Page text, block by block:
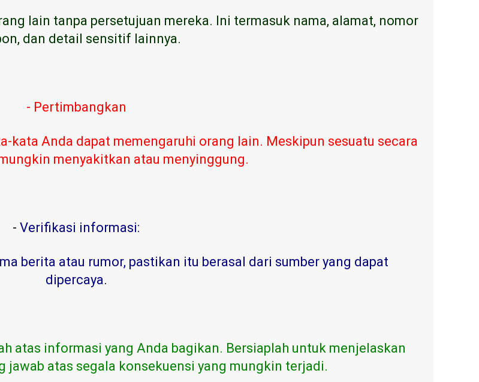
lain tanpa persetujuan mereka. Ini termasuk nama, alamat, nomor
dan detail sensitif lainnya.
- Pertimbangkan
kata Anda dapat memengaruhi orang lain. Meskipun sesuatu secara
menyakitkan atau menyinggung.
- Verifikasi informasi:
berita atau rumor, pastikan itu berasal dari sumber yang dapat
dipercaya.
atas informasi yang Anda bagikan. Bersiaplah untuk menjelaskan
jawab atas segala konsekuensi yang mungkin terjadi.